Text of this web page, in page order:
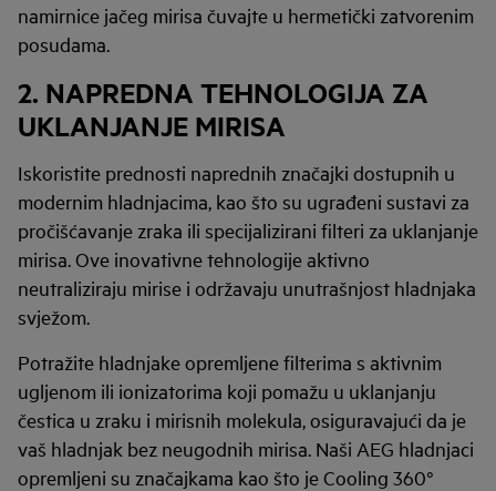
namirnice jačeg mirisa čuvajte u hermetički zatvorenim
posudama.
2. NAPREDNA TEHNOLOGIJA ZA
UKLANJANJE MIRISA
Iskoristite prednosti naprednih značajki dostupnih u
modernim hladnjacima, kao što su ugrađeni sustavi za
pročišćavanje zraka ili specijalizirani filteri za uklanjanje
mirisa. Ove inovativne tehnologije aktivno
neutraliziraju mirise i održavaju unutrašnjost hladnjaka
svježom.
Potražite hladnjake opremljene filterima s aktivnim
ugljenom ili ionizatorima koji pomažu u uklanjanju
čestica u zraku i mirisnih molekula, osiguravajući da je
vaš hladnjak bez neugodnih mirisa. Naši AEG hladnjaci
opremljeni su značajkama kao što je Cooling 360°